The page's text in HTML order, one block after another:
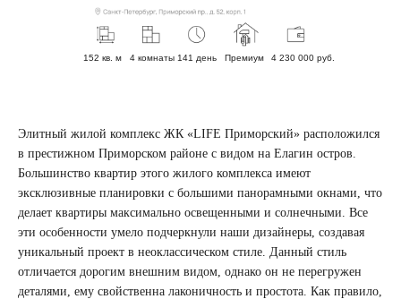
152 кв. м 4 комнаты 141 день 4 230 000 руб.
Премиум
Элитный жилой комплекс ЖК «LIFE Приморский» расположился
в престижном Приморском районе с видом на Елагин остров.
Большинство квартир этого жилого комплекса имеют
эксклюзивные планировки с большими панорамными окнами, что
делает квартиры максимально освещенными и солнечными. Все
эти особенности умело подчеркнули наши дизайнеры, создавая
уникальный проект в неоклассическом стиле. Данный стиль
отличается дорогим внешним видом, однако он не перегружен
деталями, ему свойственна лаконичность и простота. Как правило,